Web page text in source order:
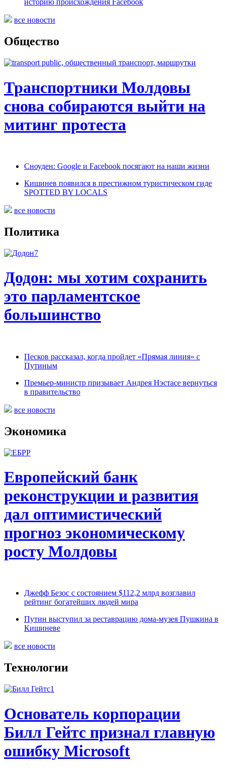
историю происхождения Facebook
все новости
Общество
Транспортники Молдовы
снова собираются выйти на
митинг протеста
Сноуден: Google и Facebook посягают на наши жизни
Кишинев появился в престижном туристическом гиде
SPOTTED BY LOCALS
все новости
Политика
Додон: мы хотим сохранить
это парламентское
большинство
Песков рассказал, когда пройдет «Прямая линия» с
Путиным
Премьер-министр призывает Андрея Нэстасе вернуться
в правительство
все новости
Экономика
Европейский банк
реконструкции и развития
дал оптимистический
прогноз экономическому
росту Молдовы
Джефф Безос с состоянием $112,2 млрд возглавил
рейтинг богатейших людей мира
Путин выступил за реставрацию дома-музея Пушкина в
Кишиневе
все новости
Технологии
Основатель корпорации
Билл Гейтс признал главную
ошибку Microsoft